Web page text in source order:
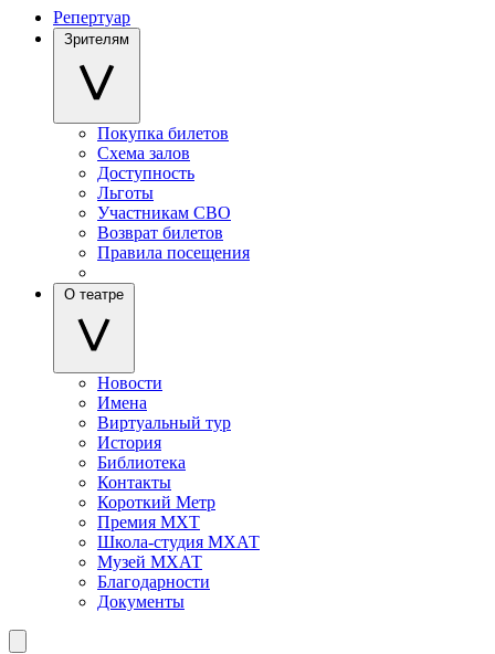
Репертуар
Зрителям
Покупка билетов
Схема залов
Доступность
Льготы
Участникам СВО
Возврат билетов
Правила посещения
О театре
Новости
Имена
Виртуальный тур
История
Библиотека
Контакты
Короткий Метр
Премия МХТ
Школа-студия МХАТ
Музей МХАТ
Благодарности
Документы